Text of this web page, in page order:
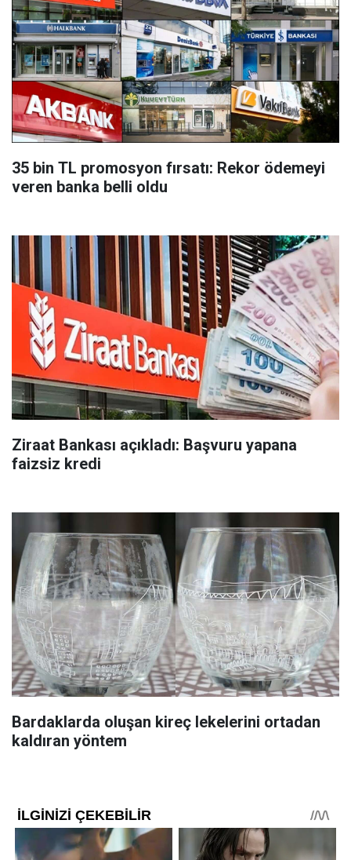
35 bin TL promosyon fırsatı: Rekor ödemeyi
veren banka belli oldu
Ziraat Bankası açıkladı: Başvuru yapana
faizsiz kredi
Bardaklarda oluşan kireç lekelerini ortadan
kaldıran yöntem